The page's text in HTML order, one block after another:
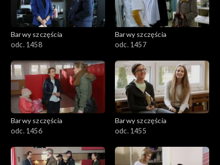
Barwy szczęścia
odc. 1458
Barwy szczęścia
odc. 1457
Barwy szczęścia
odc. 1456
Barwy szczęścia
odc. 1455